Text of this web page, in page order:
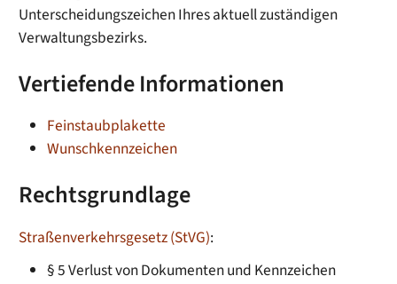
Unterscheidungszeichen Ihres aktuell zuständigen
Verwaltungsbezirks.
Vertiefende Informationen
Feinstaubplakette
Wunschkennzeichen
Rechtsgrundlage
Straßenverkehrsgesetz (StVG):
§ 5 Verlust von Dokumenten und Kennzeichen